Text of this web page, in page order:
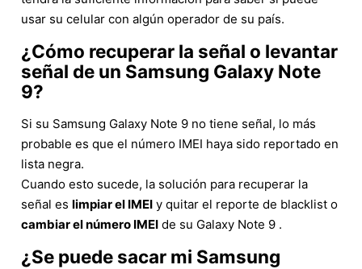
usar su celular con algún operador de su país.
¿Cómo recuperar la señal o levantar
señal de un Samsung Galaxy Note
9?
Si su Samsung Galaxy Note 9 no tiene señal, lo más
probable es que el número IMEI haya sido reportado en
lista negra.
Cuando esto sucede, la solución para recuperar la
señal es limpiar el IMEI y quitar el reporte de blacklist o
cambiar el número IMEI de su Galaxy Note 9 .
¿Se puede sacar mi Samsung